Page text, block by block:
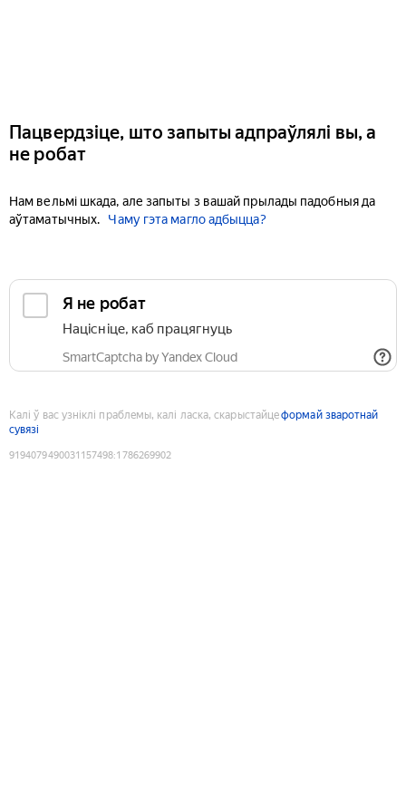
Пацвердзіце, што запыты адпраўлялі вы, а
не робат
Нам вельмі шкада, але запыты з вашай прылады падобныя да
аўтаматычных.
Чаму гэта магло адбыцца?
Я не робат
Націсніце, каб працягнуць
SmartCaptcha by Yandex Cloud
Калі ў вас узніклі праблемы, калі ласка, скарыстайцеформай зваротнай
сувязі
9194079490031157498:1786269902